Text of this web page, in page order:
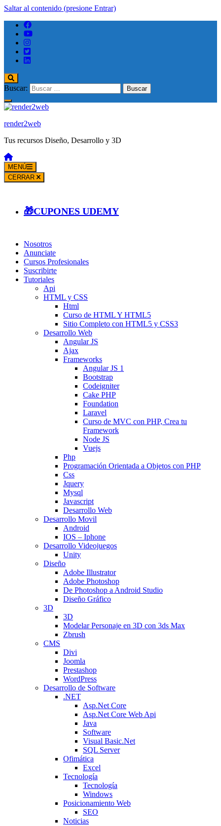
Saltar al contenido (presione Entrar)
Buscar:
render2web
Tus recursos Diseño, Desarrollo y 3D
MENÚ
CERRAR
🎁CUPONES UDEMY
Nosotros
Anunciate
Cursos Profesionales
Suscribirte
Tutoriales
Api
HTML y CSS
Html
Curso de HTML Y HTML5
Sitio Completo con HTML5 y CSS3
Desarrollo Web
Angular JS
Ajax
Frameworks
Angular JS 1
Bootstrap
Codeigniter
Cake PHP
Foundation
Laravel
Curso de MVC con PHP, Crea tu
Framework
Node JS
Vuejs
Php
Programación Orientada a Objetos con PHP
Css
Jquery
Mysql
Javascript
Desarrollo Web
Desarrollo Movil
Android
IOS – Iphone
Desarrollo Videojuegos
Unity
Diseño
Adobe Illustrator
Adobe Photoshop
De Photoshop a Android Studio
Diseño Gráfico
3D
3D
Modelar Personaje en 3D con 3ds Max
Zbrush
CMS
Divi
Joomla
Prestashop
WordPress
Desarrollo de Software
.NET
Asp.Net Core
Asp.Net Core Web Api
Java
Software
Visual Basic.Net
SQL Server
Ofimática
Excel
Tecnología
Tecnología
Windows
Posicionamiento Web
SEO
Noticias